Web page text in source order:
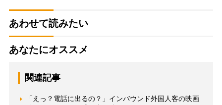
あわせて読みたい
あなたにオススメ
関連記事
「えっ？電話に出るの？」インバウンド外国人客の映画